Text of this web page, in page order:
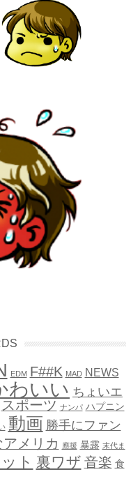
EDM F##K MAD NEWS
わいい ちょいエ
スポーツ ナンパ ハプニン
動画 勝手にファン
アメリカ 應援 暴露 末代ま
ト 裏ワザ 音楽 食